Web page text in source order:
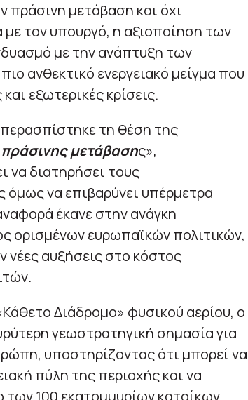
πράσινη μετάβαση και όχι
τον υπουργό, η αξιοποίηση των
με την ανάπτυξη των
ανθεκτικό ενεργειακό μείγμα που
εξωτερικές κρίσεις.
τη θέση της
μετάβασης»,
να διατηρήσει τους
όμως να επιβαρύνει υπέρμετρα
έκανε στην ανάγκη
ορισμένων ευρωπαϊκών πολιτικών,
αυξήσεις στο κόστος
Διάδρομο» φυσικού αερίου, ο
γεωστρατηγική σημασία για
υποστηρίζοντας ότι μπορεί να
πύλη της περιοχής και να
100 εκατομμυρίων κατοίκων.